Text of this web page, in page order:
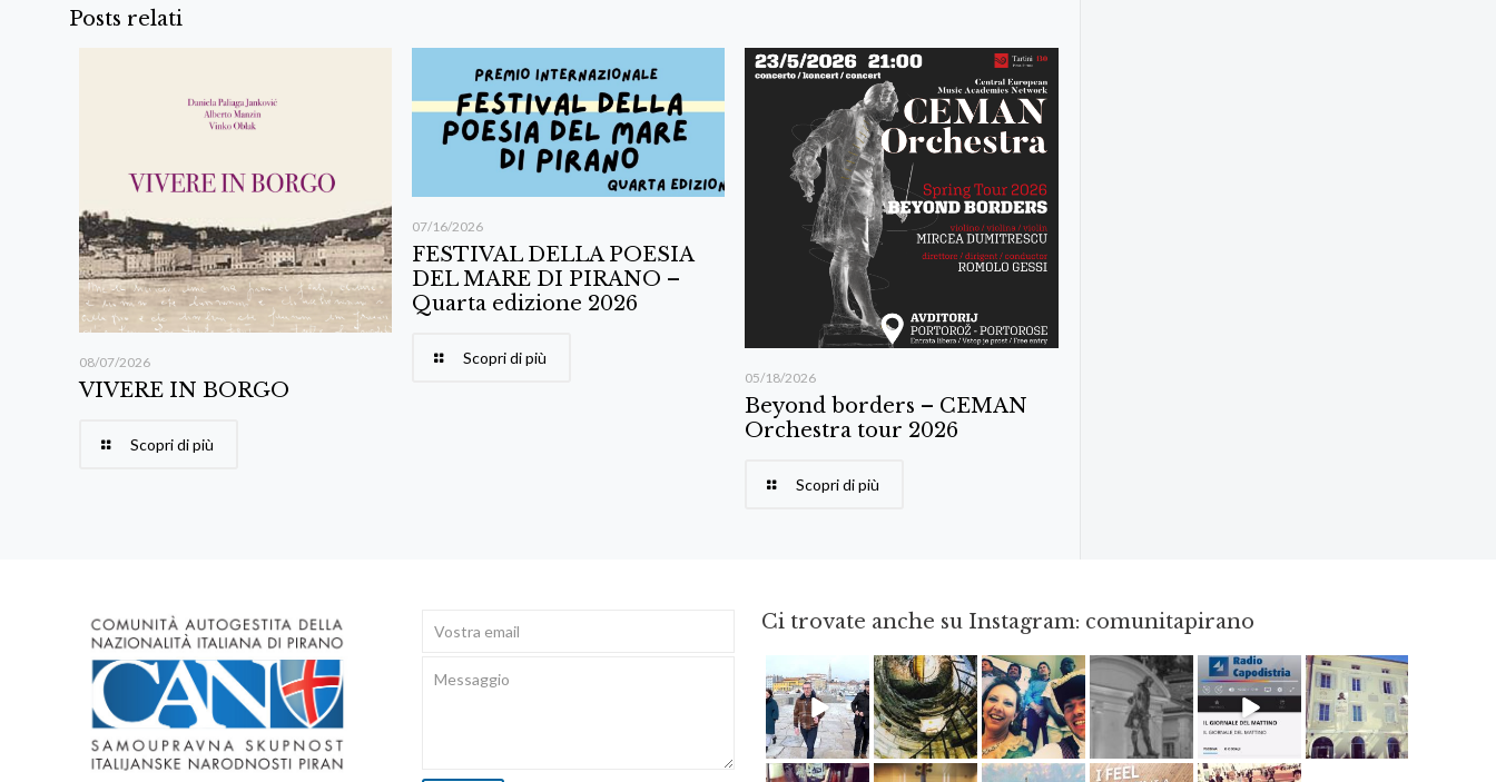
Posts relati
08/07/2026
VIVERE IN BORGO
Scopri di più
07/16/2026
FESTIVAL DELLA POESIA
DEL MARE DI PIRANO –
Quarta edizione 2026
Scopri di più
05/18/2026
Beyond borders – CEMAN
Orchestra tour 2026
Scopri di più
Ci trovate anche su Instagram: comunitapirano
Feb 16 Ago 3 Mag 23 Apr 18 Dic 14 Apr 3